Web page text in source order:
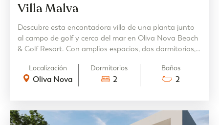
Villa Malva
Descubre esta encantadora villa de una planta junto
al campo de golf y cerca del mar en Oliva Nova Beach
& Golf Resort. Con amplios espacios, dos dormitorios,
tranquilidad y comodidad en esta propiedad única.
Localización
Oliva Nova
Dormitorios
2
Baños
2